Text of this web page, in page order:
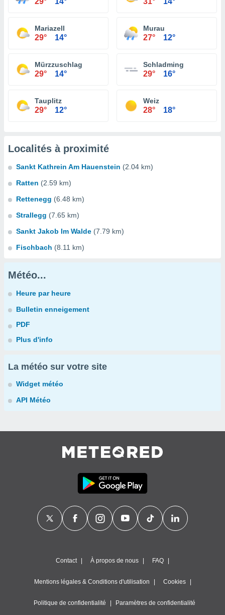
Mariazell
29° 14°
Murau
27° 12°
Mürzzuschlag
29° 14°
Schladming
29° 16°
Tauplitz
29° 12°
Weiz
28° 18°
Localités à proximité
Sankt Kathrein Am Hauenstein (2.04 km)
Ratten (2.59 km)
Rettenegg (6.48 km)
Strallegg (7.65 km)
Sankt Jakob Im Walde (7.79 km)
Fischbach (8.11 km)
Météo...
Heure par heure
Bulletin enneigement
PDF
Plus d'info
La météo sur votre site
Widget météo
API Météo
Contact À propos de nous FAQ
Mentions légales & Conditions d'utilisation Cookies
Politique de confidentialité Paramètres de confidentialité